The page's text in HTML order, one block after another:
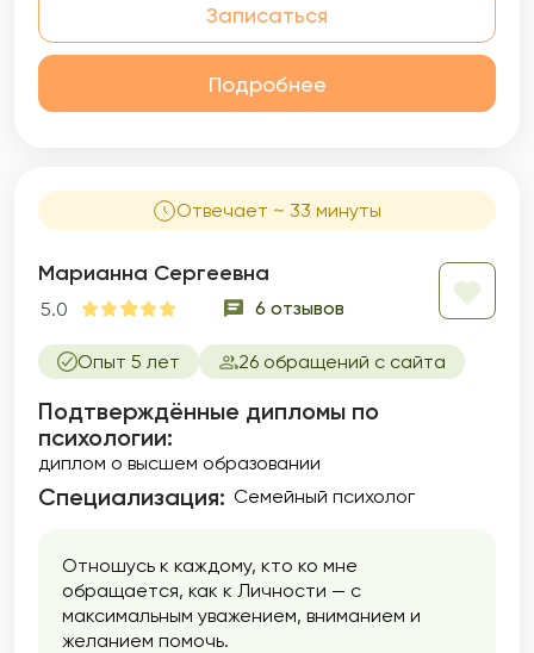
Записаться
Подробнее
Отвечает ~ 33 минуты
Марианна Сергеевна
5.0 6 отзывов
Опыт 5 лет 26 обращений с сайта
Подтверждённые дипломы по
психологии:
диплом о высшем образовании
Специализация: Семейный психолог
Отношусь к каждому, кто ко мне
обращается, как к Личности — с
максимальным уважением, вниманием и
желанием помочь.